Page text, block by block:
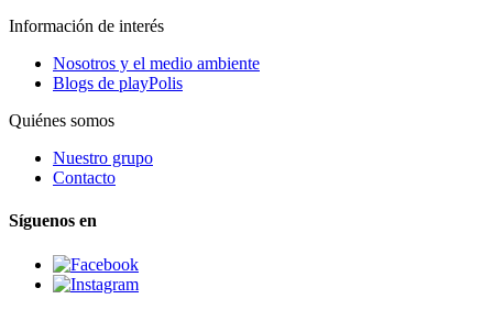
Información de interés
Nosotros y el medio ambiente
Blogs de playPolis
Quiénes somos
Nuestro grupo
Contacto
Síguenos en